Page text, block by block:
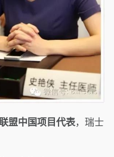
盟中国项目代表，瑞士